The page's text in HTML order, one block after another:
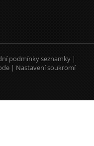
podmínky seznamky |
| Nastavení soukromí